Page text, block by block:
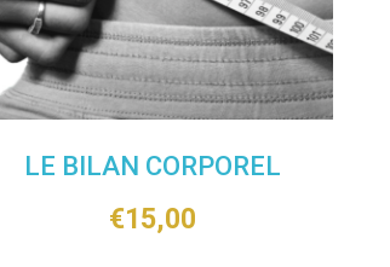
LE BILAN CORPOREL
€15,00